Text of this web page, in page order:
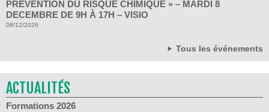
PRÉVENTION DU RISQUE CHIMIQUE » – MARDI 8
DECEMBRE DE 9H À 17H – VISIO
08/12/2026
Tous les événements
ACTUALITÉS
Formations 2026